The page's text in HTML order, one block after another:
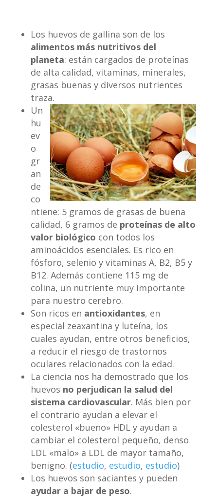
Los huevos de gallina son de los
alimentos más nutritivos del
planeta: están cargados de proteínas
de alta calidad, vitaminas, minerales,
grasas buenas y diversos nutrientes
traza.
Un
hu
ev
o
gr
an
de
co
ntiene: 5 gramos de grasas de buena
calidad, 6 gramos de proteínas de alto
valor biológico con todos los
aminoácidos esenciales. Es rico en
fósforo, selenio y vitaminas A, B2, B5 y
B12. Además contiene 115 mg de
colina, un nutriente muy importante
para nuestro cerebro.
Son ricos en antioxidantes, en
especial zeaxantina y luteína, los
cuales ayudan, entre otros beneficios,
a reducir el riesgo de trastornos
oculares relacionados con la edad.
La ciencia nos ha demostrado que los
huevos no perjudican la salud del
sistema cardiovascular. Más bien por
el contrario ayudan a elevar el
colesterol «bueno» HDL y ayudan a
cambiar el colesterol pequeño, denso
LDL «malo» a LDL de mayor tamaño,
benigno. (estudio, estudio, estudio)
Los huevos son saciantes y pueden
ayudar a bajar de peso.